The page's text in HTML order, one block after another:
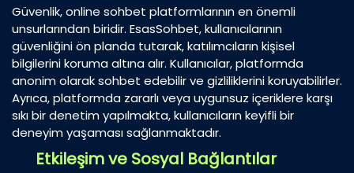
Güvenlik, online sohbet platformlarının en önemli
unsurlarından biridir. EsasSohbet, kullanıcılarının
güvenliğini ön planda tutarak, katılımcıların kişisel
bilgilerini koruma altına alır. Kullanıcılar, platformda
anonim olarak sohbet edebilir ve gizliliklerini koruyabilirler.
Ayrıca, platformda zararlı veya uygunsuz içeriklere karşı
sıkı bir denetim yapılmakta, kullanıcıların keyifli bir
deneyim yaşaması sağlanmaktadır.
Etkileşim ve Sosyal Bağlantılar